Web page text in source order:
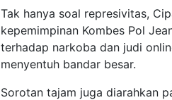
Tak hanya soal represivitas,
kepemimpinan Kombes Pol
terhadap narkoba dan judi
menyentuh bandar besar.
Sorotan tajam juga diarahkan